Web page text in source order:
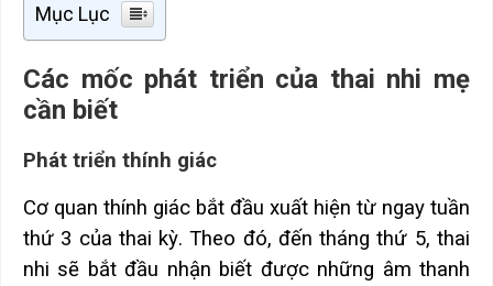
Mục Lục
Các mốc phát triển của thai nhi mẹ
cần biết
Phát triển thính giác
Cơ quan thính giác bắt đầu xuất hiện từ ngay tuần
thứ 3 của thai kỳ. Theo đó, đến tháng thứ 5, thai
nhi sẽ bắt đầu nhận biết được những âm thanh